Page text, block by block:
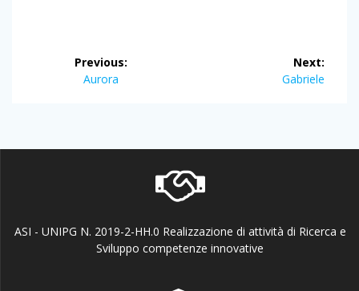
navigation
Previous:
Previous
Aurora
Next:
Next
Gabriele
ASI - UNIPG N. 2019-2-HH.0 Realizzazione di attività di Ricerca e
Sviluppo competenze innovative